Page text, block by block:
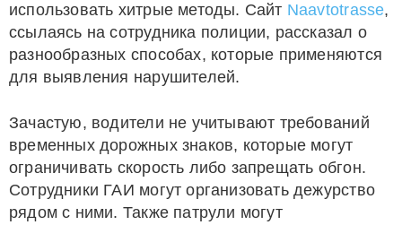
использовать хитрые методы. Сайт Naavtotrasse,
ссылаясь на сотрудника полиции, рассказал о
разнообразных способах, которые применяются
для выявления нарушителей.
Зачастую, водители не учитывают требований
временных дорожных знаков, которые могут
ограничивать скорость либо запрещать обгон.
Сотрудники ГАИ могут организовать дежурство
рядом с ними. Также патрули могут